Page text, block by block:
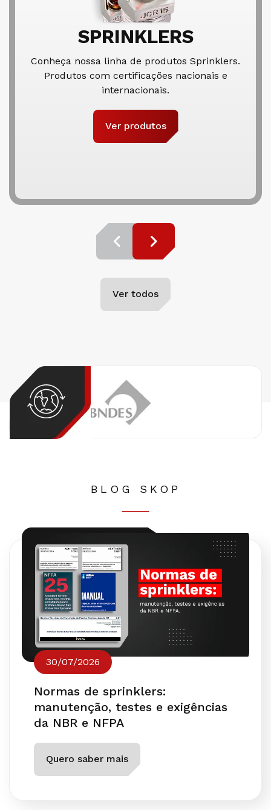
SPRINKLERS
Conheça nossa linha de produtos Sprinklers.
Produtos com certificações nacionais e
internacionais.
Ver produtos
Ver todos
BLOG SKOP
30/07/2026
Normas de sprinklers:
manutenção, testes e exigências
da NBR e NFPA
Quero saber mais